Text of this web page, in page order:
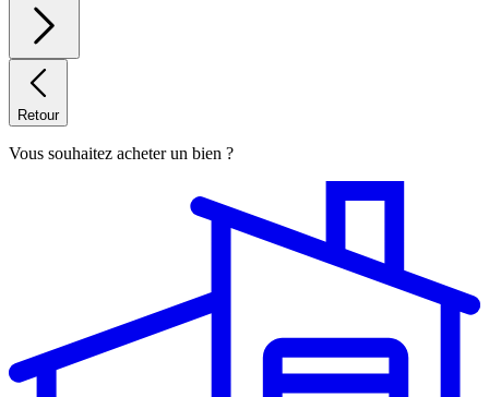
Retour
Vous souhaitez acheter un bien ?